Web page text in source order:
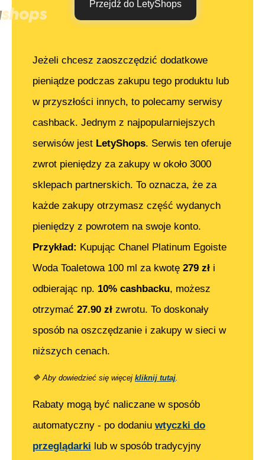
Przejdź do LetyShops
Jeżeli chcesz zaoszczędzić dodatkowe
pieniądze podczas zakupu tego produktu lub
w przyszłości innych, to polecamy serwisy
cashback. Jednym z najpopularniejszych
serwisów jest LetyShops. Serwis ten oferuje
zwrot pieniędzy za zakupy w około 3000
sklepach partnerskich. To oznacza, że za
każde zakupy otrzymasz część wydanych
pieniędzy z powrotem na swoje konto.
Przykład: Kupując Chanel Platinum Egoiste
Woda Toaletowa 100 ml za kwotę 279 zł i
odbierając np. 10% cashbacku, możesz
otrzymać 27.90 zł zwrotu. To doskonały
sposób na oszczędzanie i zakupy w sieci w
niższych cenach.
🔷 Aby dowiedzieć się więcej kliknij tutaj
Rabaty mogą być naliczane w sposób
automatyczny - po dodaniu wtyczki do
przeglądarki lub w sposób tradycyjny